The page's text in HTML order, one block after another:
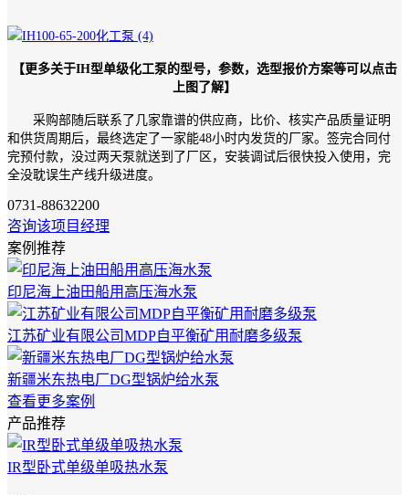
【更多关于IH型单级化工泵的型号，参数，选型报价方案等可以点击
上图了解】
采购部随后联系了几家靠谱的供应商，比价、核实产品质量证明
和供货周期后，最终选定了一家能48小时内发货的厂家。签完合同付
完预付款，没过两天泵就送到了厂区，安装调试后很快投入使用，完
全没耽误生产线升级进度。
0731-88632200
咨询该项目经理
案例推荐
印尼海上油田船用高压海水泵
江苏矿业有限公司MDP自平衡矿用耐磨多级泵
新疆米东热电厂DG型锅炉给水泵
查看更多案例
产品推荐
IR型卧式单级单吸热水泵